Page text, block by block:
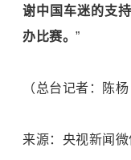
谢中国车迷的支
办比赛。 ”
（总台记者：陈杨
来源：央视新闻